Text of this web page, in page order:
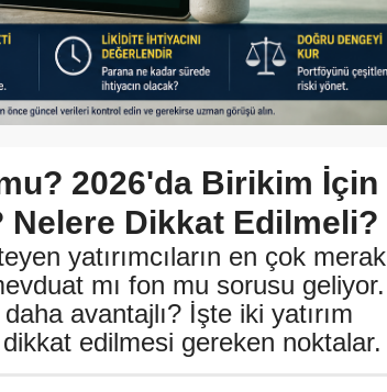
2026'da Birikim İçin
Nelere Dikkat Edilmeli?
yatırımcıların en çok merak
mı fon mu sorusu geliyor.
avantajlı? İşte iki yatırım
edilmesi gereken noktalar.